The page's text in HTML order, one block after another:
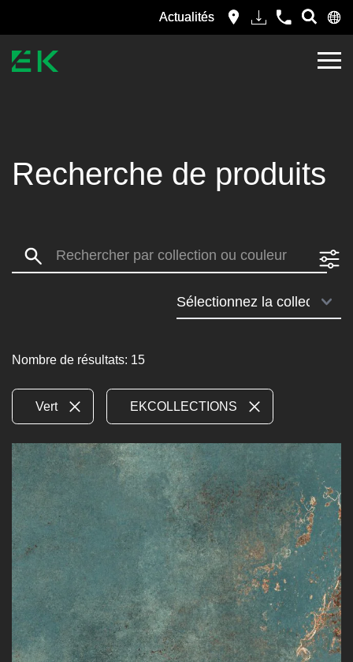
Actualités
Recherche de produits
Search:
Nombre de résultats: 15
Vert EKCOLLECTIONS